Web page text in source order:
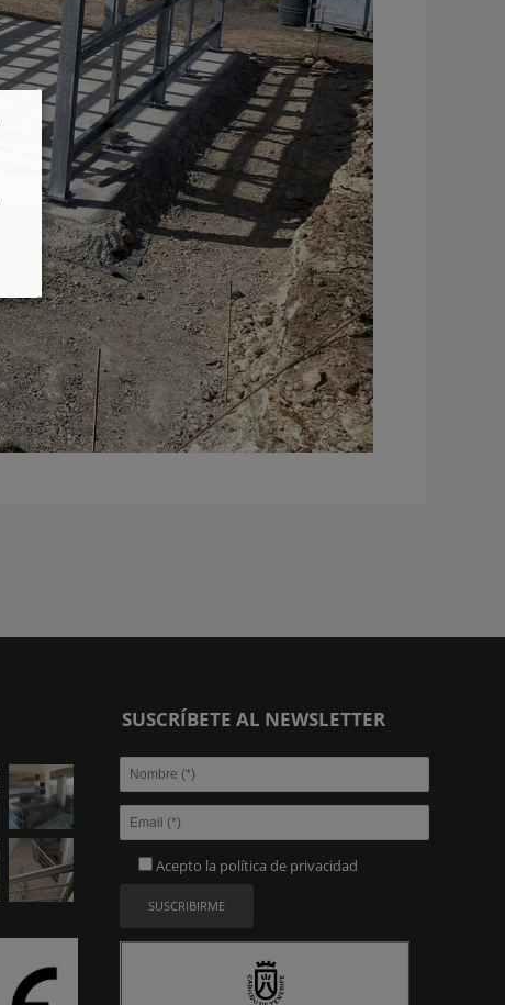
SUSCRÍBETE AL NEWSLETTER
Acepto la política de privacidad